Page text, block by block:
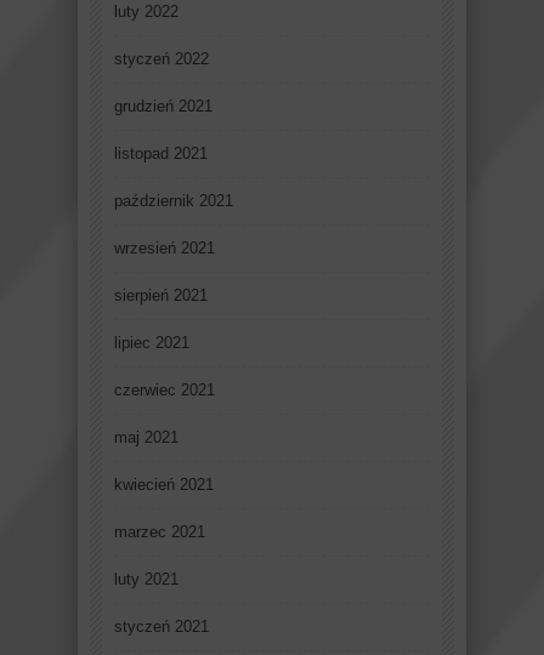
luty 2022
styczeń 2022
grudzień 2021
listopad 2021
październik 2021
wrzesień 2021
sierpień 2021
lipiec 2021
czerwiec 2021
maj 2021
kwiecień 2021
marzec 2021
luty 2021
styczeń 2021